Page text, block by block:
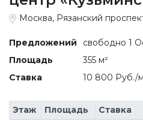
Площадь
355 м²
Ставка
10 800 Руб./
Этаж Площадь Ставка
1
10 800
Все